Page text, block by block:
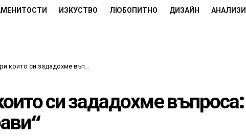
ИЗКУСТВО ЛЮБОПИТНО ДИЗАЙН АНАЛИЗИ
си зададохме въпроса: „Защо го направи“
си зададохме въпроса: